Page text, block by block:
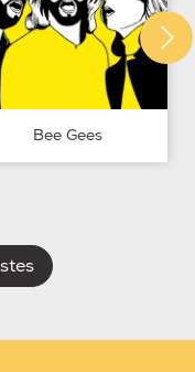
Bee Gees